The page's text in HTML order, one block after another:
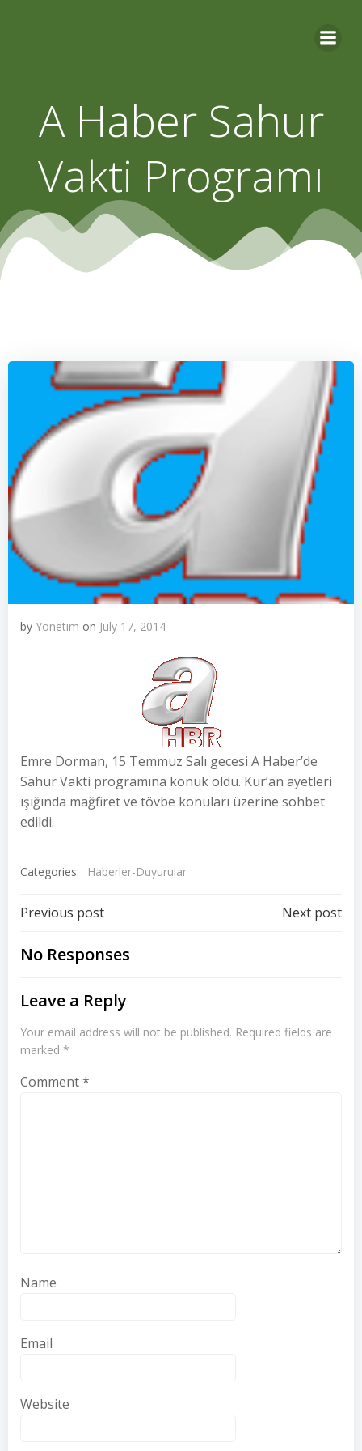
A Haber Sahur
Vakti Programı
by Yönetim on July 17, 2014
Emre Dorman, 15 Temmuz Salı gecesi A Haber’de
Sahur Vakti programına konuk oldu. Kur’an ayetleri
ışığında mağfiret ve tövbe konuları üzerine sohbet
edildi.
Categories: Haberler-Duyurular
Post
navigation
Previous post Next post
No Responses
Leave a Reply
Your email address will not be published. Required fields are
marked *
Comment*
Name
Email
Website